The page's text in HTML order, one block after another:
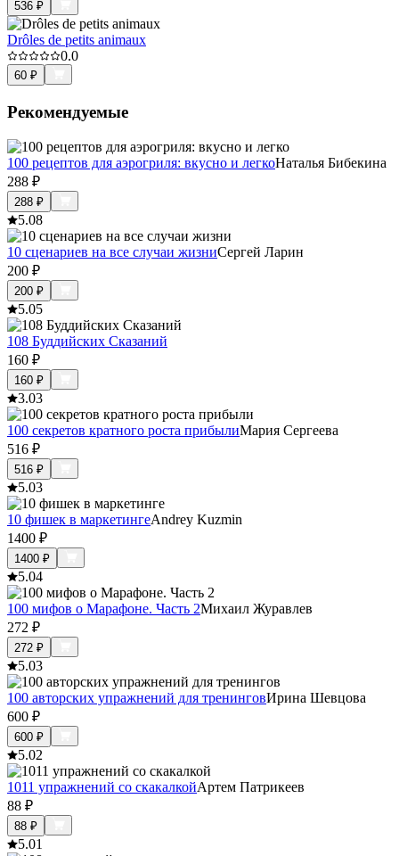
536 ₽
Drôles de petits animaux
0.0
60 ₽
Рекомендуемые
100 рецептов для аэрогриля: вкусно и легкоНаталья Бибекина
288 ₽
288 ₽
5.08
10 сценариев на все случаи жизниСергей Ларин
200 ₽
200 ₽
5.05
108 Буддийских Сказаний
160 ₽
160 ₽
3.03
100 секретов кратного роста прибылиМария Сергеева
516 ₽
516 ₽
5.03
10 фишек в маркетингеAndrey Kuzmin
1400 ₽
1400 ₽
5.04
100 мифов о Марафоне. Часть 2Михаил Журавлев
272 ₽
272 ₽
5.03
100 авторских упражнений для тренинговИрина Шевцова
600 ₽
600 ₽
5.02
1011 упражнений со скакалкойАртем Патрикеев
88 ₽
88 ₽
5.01